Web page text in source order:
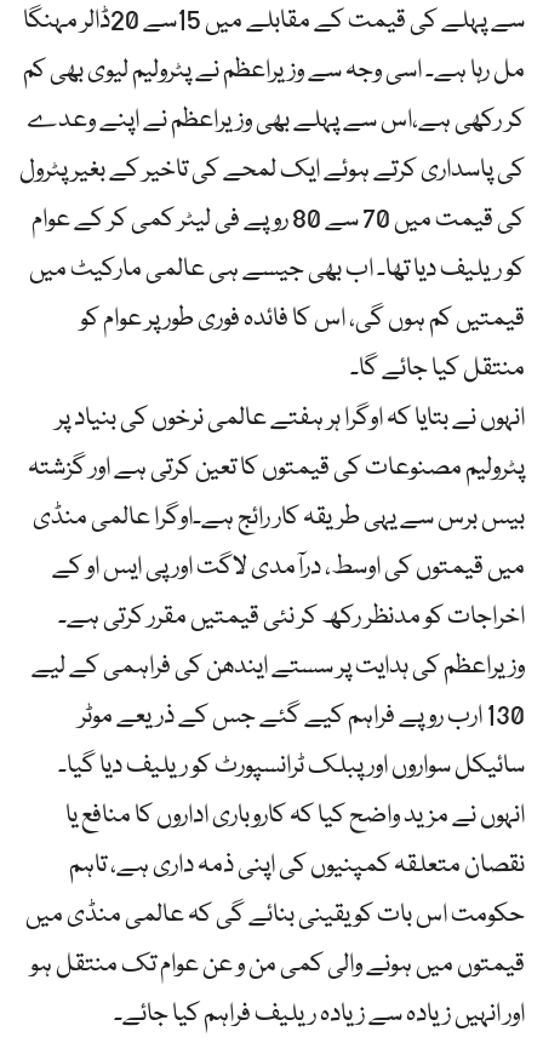
سے پہلے کی قیمت کے مقابلے میں 15سے 20ڈالر مہنگا
مل رہا ہے۔ اسی وجہ سے وزیراعظم نے پٹرولیم لیوی بھی کم
کر رکھی ہے،اس سے پہلے بھی وزیراعظم نے اپنے وعدے
کی پاسداری کرتے ہوئے ایک لمحے کی تاخیر کے بغیر پٹرول
کی قیمت میں 70 سے 80 روپے فی لیٹر کمی کر کے عوام
کو ریلیف دیا تھا۔ اب بھی جیسے ہی عالمی مارکیٹ میں
قیمتیں کم ہوں گی، اس کا فائدہ فوری طور پر عوام کو
منتقل کیا جائے گا۔
انہوں نے بتایا کہ اوگرا ہر ہفتے عالمی نرخوں کی بنیاد پر
پٹرولیم مصنوعات کی قیمتوں کا تعین کرتی ہے اور گزشتہ
بیس برس سے یہی طریقہ کار رائج ہے۔اوگرا عالمی منڈی
میں قیمتوں کی اوسط، درآمدی لاگت اور پی ایس او کے
اخراجات کو مدنظر رکھ کر نئی قیمتیں مقرر کرتی ہے۔
وزیراعظم کی ہدایت پر سستے ایندھن کی فراہمی کے لیے
130 ارب روپے فراہم کیے گئے جس کے ذریعے موٹر
سائیکل سواروں اور پبلک ٹرانسپورٹ کو ریلیف دیا گیا۔
انہوں نے مزید واضح کیا کہ کاروباری اداروں کا منافع یا
نقصان متعلقہ کمپنیوں کی اپنی ذمہ داری ہے، تاہم
حکومت اس بات کو یقینی بنائے گی کہ عالمی منڈی میں
قیمتوں میں ہونے والی کمی من و عن عوام تک منتقل ہو
اور انہیں زیادہ سے زیادہ ریلیف فراہم کیا جائے۔